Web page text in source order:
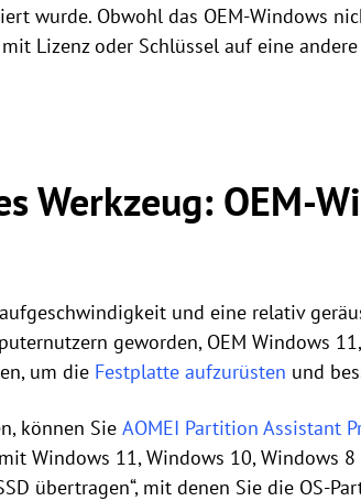
wurde. Obwohl das OEM-Windows
Lizenz oder Schlüssel auf eine
Werkzeug: OEM-
und eine relativ
geworden, OEM Windows
um die Festplatte aufzurüsten und
können Sie AOMEI Partition Assistant
Windows 11, Windows 10, Windows
übertragen“, mit denen Sie die OS-